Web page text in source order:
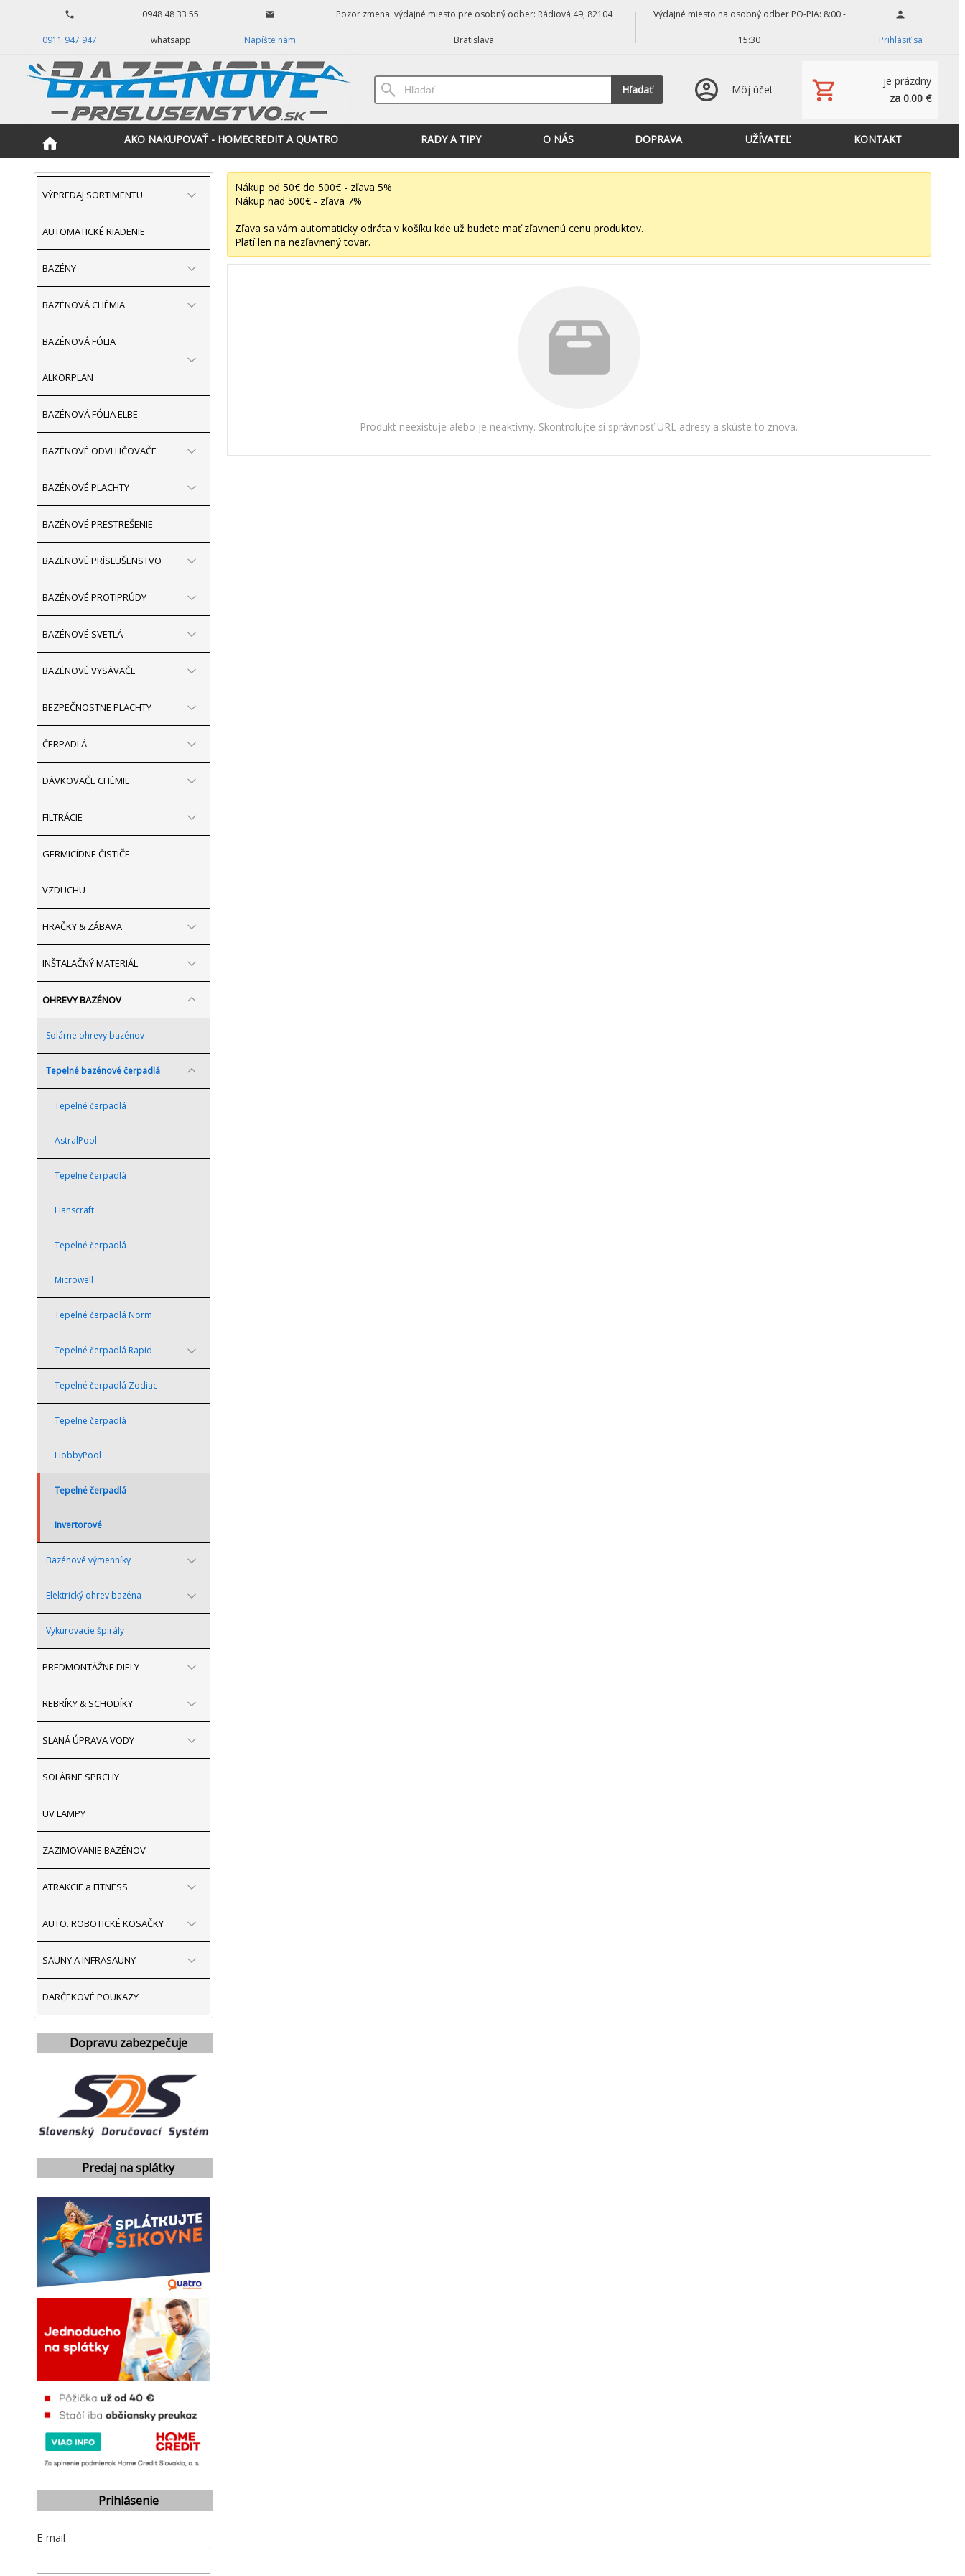
0911 947 947
0948 48 33 55
whatsapp Napíšte nám
Pozor zmena: výdajné miesto pre osobný odber: Rádiová 49, 82104
Bratislava
Výdajné miesto na osobný odber PO-PIA: 8:00 -
15:30 Prihlásiť sa
Hľadať Môj účet
je prázdny
za 0.00 €
AKO NAKUPOVAŤ - HOMECREDIT A QUATRO RADY A TIPY O NÁS DOPRAVA UŽÍVATEĽ KONTAKT
VÝPREDAJ SORTIMENTU
AUTOMATICKÉ RIADENIE
BAZÉNY
BAZÉNOVÁ CHÉMIA
BAZÉNOVÁ FÓLIA
ALKORPLAN
BAZÉNOVÁ FÓLIA ELBE
BAZÉNOVÉ ODVLHČOVAČE
BAZÉNOVÉ PLACHTY
BAZÉNOVÉ PRESTREŠENIE
BAZÉNOVÉ PRÍSLUŠENSTVO
BAZÉNOVÉ PROTIPRÚDY
BAZÉNOVÉ SVETLÁ
BAZÉNOVÉ VYSÁVAČE
BEZPEČNOSTNE PLACHTY
ČERPADLÁ
DÁVKOVAČE CHÉMIE
FILTRÁCIE
GERMICÍDNE ČISTIČE
VZDUCHU
HRAČKY & ZÁBAVA
INŠTALAČNÝ MATERIÁL
OHREVY BAZÉNOV
Solárne ohrevy bazénov
Tepelné bazénové čerpadlá
Tepelné čerpadlá
AstralPool
Tepelné čerpadlá
Hanscraft
Tepelné čerpadlá
Microwell
Tepelné čerpadlá Norm
Tepelné čerpadlá Rapid
Tepelné čerpadlá Zodiac
Tepelné čerpadlá
HobbyPool
Tepelné čerpadlá
Invertorové
Bazénové výmenníky
Elektrický ohrev bazéna
Vykurovacie špirály
PREDMONTÁŽNE DIELY
REBRÍKY & SCHODÍKY
SLANÁ ÚPRAVA VODY
SOLÁRNE SPRCHY
UV LAMPY
ZAZIMOVANIE BAZÉNOV
ATRAKCIE a FITNESS
AUTO. ROBOTICKÉ KOSAČKY
SAUNY A INFRASAUNY
DARČEKOVÉ POUKAZY
Dopravu zabezpečuje
Predaj na splátky
Prihlásenie
E-mail
Nákup od 50€ do 500€ - zľava 5%
Nákup nad 500€ - zľava 7%
Zľava sa vám automaticky odráta v košíku kde už budete mať zľavnenú cenu produktov.
Platí len na nezľavnený tovar.
Produkt neexistuje alebo je neaktívny. Skontrolujte si správnosť URL adresy a skúste to znova.